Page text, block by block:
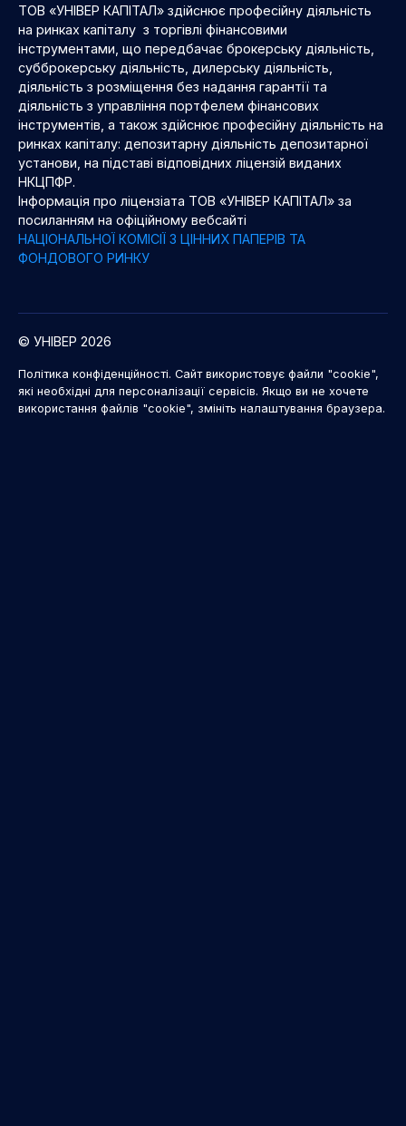
ТОВ «УНІВЕР КАПІТАЛ» здійснює професійну діяльність
на ринках капіталу з торгівлі фінансовими
інструментами, що передбачає брокерську діяльність,
субброкерську діяльність, дилерську діяльність,
діяльність з розміщення без надання гарантії та
діяльність з управління портфелем фінансових
інструментів, а також здійснює професійну діяльність на
ринках капіталу: депозитарну діяльність депозитарної
установи, на підставі відповідних ліцензій виданих
НКЦПФР.
Інформація про ліцензіата ТОВ «УНІВЕР КАПІТАЛ» за
посиланням на офіційному вебсайті
НАЦІОНАЛЬНОЇ КОМІСІЇ З ЦІННИХ ПАПЕРІВ ТА
ФОНДОВОГО РИНКУ
© УНІВЕР 2026
Політика конфіденційності. Сайт використовує файли "cookie",
які необхідні для персоналізації сервісів. Якщо ви не хочете
використання файлів "cookie", змініть налаштування браузера.